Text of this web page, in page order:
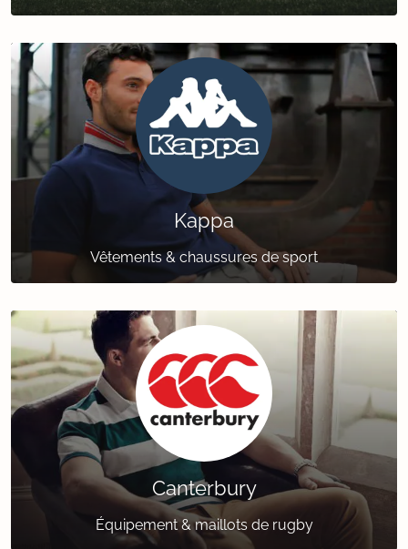
Kappa
Vêtements & chaussures de sport
Canterbury
Équipement & maillots de rugby